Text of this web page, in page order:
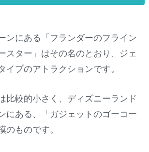
ンにある「フランダーのフライン
スター」はその名のとおり、ジェ
イプのアトラクションです。
比較的小さく、ディズニーランド
にある、「ガジェットのゴーコー
のものです。